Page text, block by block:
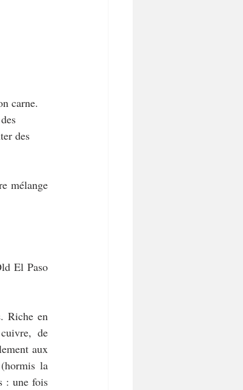
carne.
des
mélange
El Paso
Riche en
de
aux
la
: une fois